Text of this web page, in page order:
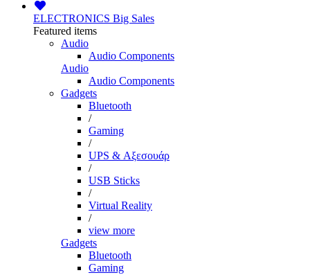
ELECTRONICS Big Sales
Featured items
Audio
Audio Components
Audio
Audio Components
Gadgets
Bluetooth
/
Gaming
/
UPS & Αξεσουάρ
/
USB Sticks
/
Virtual Reality
/
view more
Gadgets
Bluetooth
Gaming